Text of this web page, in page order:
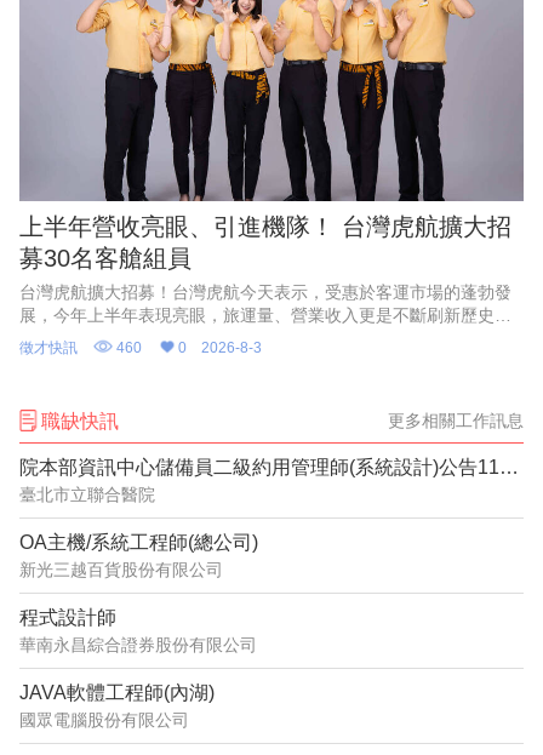
上半年營收亮眼、引進機隊！ 台灣虎航擴大招
募30名客艙組員
台灣虎航擴大招募！台灣虎航今天表示，受惠於客運市場的蓬勃發
展，今年上半年表現亮眼，旅運量、營業收入更是不斷刷新歷史紀
錄，創下佳績，因應強勁的成長動能、航網布局，以及2028年起將
正式引進第三代機隊，啟
徵才快訊 460 0 2026-8-3
職缺快訊 更多相關工作訊息
院本部資訊中心儲備員二級約用管理師(系統設計)公告1150487
臺北市立聯合醫院
OA主機/系統工程師(總公司)
新光三越百貨股份有限公司
程式設計師
華南永昌綜合證券股份有限公司
JAVA軟體工程師(內湖)
國眾電腦股份有限公司